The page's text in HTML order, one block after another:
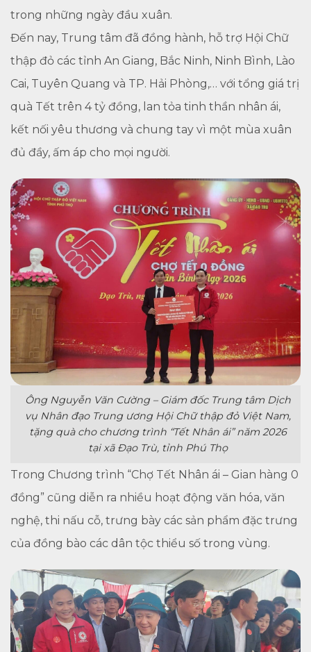
trong những ngày đầu xuân.
Đến nay, Trung tâm đã đồng hành, hỗ trợ Hội Chữ
thập đỏ các tỉnh An Giang, Bắc Ninh, Ninh Bình, Lào
Cai, Tuyên Quang và TP. Hải Phòng,… với tổng giá trị
quà Tết trên 4 tỷ đồng, lan tỏa tinh thần nhân ái,
kết nối yêu thương và chung tay vì một mùa xuân
đủ đầy, ấm áp cho mọi người.
Ông Nguyễn Văn Cường – Giám đốc Trung tâm Dịch
vụ Nhân đạo Trung ương Hội Chữ thập đỏ Việt Nam,
tặng quà cho chương trình “Tết Nhân ái” năm 2026
tại xã Đạo Trù, tỉnh Phú Thọ
Trong Chương trình “Chợ Tết Nhân ái – Gian hàng 0
đồng” cũng diễn ra nhiều hoạt động văn hóa, văn
nghệ, thi nấu cỗ, trưng bày các sản phẩm đặc trưng
của đồng bào các dân tộc thiểu số trong vùng.